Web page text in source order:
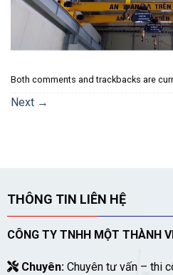
Both comments and trackbacks are
Next →
THÔNG TIN LIÊN HỆ
CÔNG TY TNHH MỘT THÀNH
Chuyên:Chuyên tư vấn – thi